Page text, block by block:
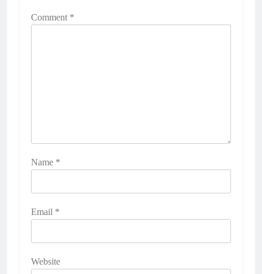
Comment *
Name *
Email *
Website